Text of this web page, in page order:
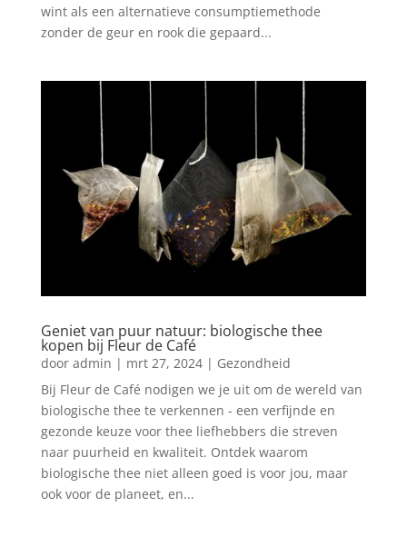
wint als een alternatieve consumptiemethode
zonder de geur en rook die gepaard...
Geniet van puur natuur: biologische thee
kopen bij Fleur de Café
door admin | mrt 27, 2024| Gezondheid
Bij Fleur de Café nodigen we je uit om de wereld van
biologische thee te verkennen - een verfijnde en
gezonde keuze voor thee liefhebbers die streven
naar puurheid en kwaliteit. Ontdek waarom
biologische thee niet alleen goed is voor jou, maar
ook voor de planeet, en...